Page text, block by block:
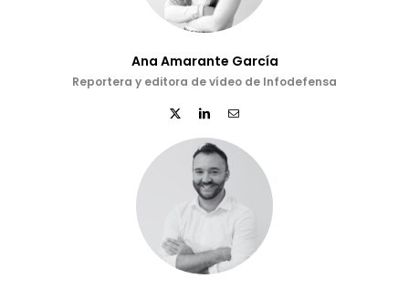
Ana Amarante García
Reportera y editora de vídeo de Infodefensa